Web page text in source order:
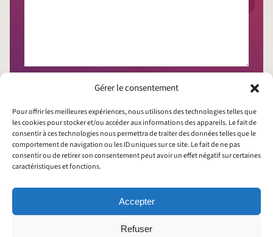
Gérer le consentement
Pour offrir les meilleures expériences, nous utilisons des technologies telles que
les cookies pour stocker et/ou accéder aux informations des appareils. Le fait de
consentir à ces technologies nous permettra de traiter des données telles que le
comportement de navigation ou les ID uniques sur ce site. Le fait de ne pas
consentir ou de retirer son consentement peut avoir un effet négatif sur certaines
caractéristiques et fonctions.
Accepter
Refuser
J'accepte que mes données soient collectées
*Les auteurs de sites et documents écrits, vidéos et audio
publiés sont responsables de leurs contenus.